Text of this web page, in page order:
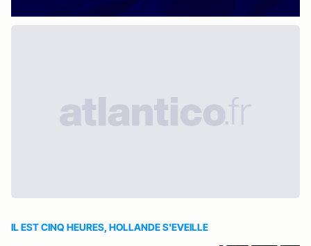
IL EST CINQ HEURES, HOLLANDE S'EVEILLE